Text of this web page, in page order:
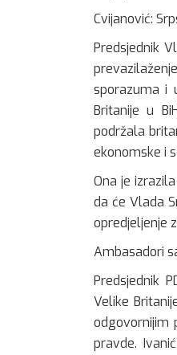
Cvijanović:
Predsjednik
sporazuma i
Britanije u
podržala
ekonomske i
Ona je
da će Vlada
opredjeljenje
Ambasadori
Predsjednik
Velike
odgovornijim
pravde.